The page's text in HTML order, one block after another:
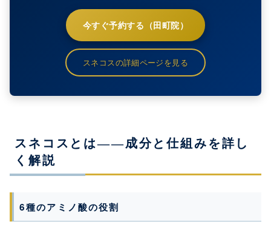
今すぐ予約する（田町院）
スネコスの詳細ページを見る
スネコスとは——成分と仕組みを詳し
く解説
6種のアミノ酸の役割